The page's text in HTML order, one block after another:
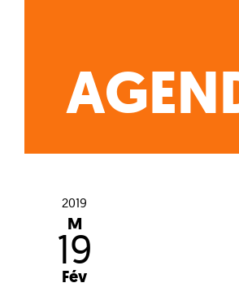
2019
M
19
Fév